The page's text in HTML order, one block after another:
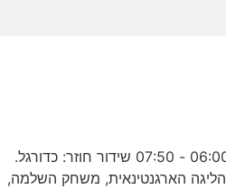
בוקה ג'וניורס - אסטודיאנטס 06:00 - 07:50 שידור חוזר: כדורגל.
הליגה הארגנטינאית, משחק השלמה,